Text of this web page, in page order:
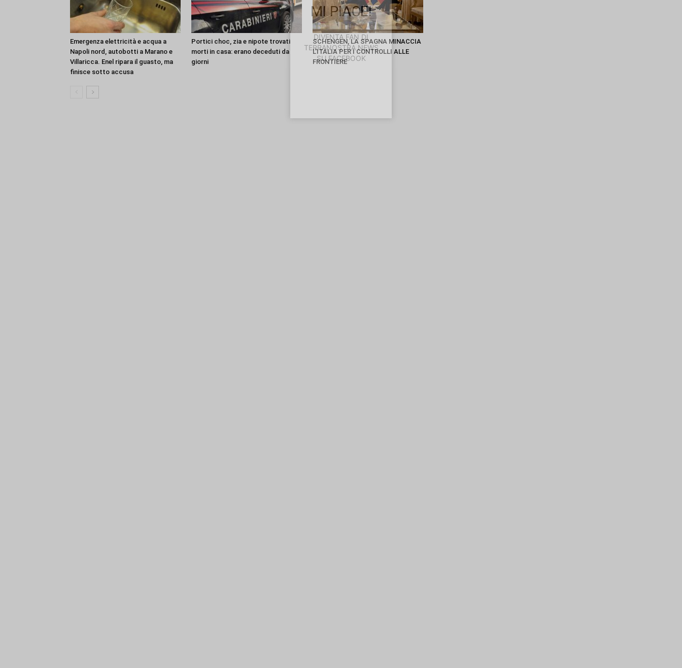
Emergenza elettricità e acqua a
Napoli nord, autobotti a Marano e
Villaricca. Enel ripara il guasto, ma
finisce sotto accusa
Portici choc, zia e nipote trovati
morti in casa: erano deceduti da
giorni
SCHENGEN, LA SPAGNA MINACCIA
L’ITALIA PER I CONTROLLI ALLE
FRONTIERE
MI PIACE!
DIVENTA FAN DI
TERRANOSTRA NEWS
SU FACEBOOK